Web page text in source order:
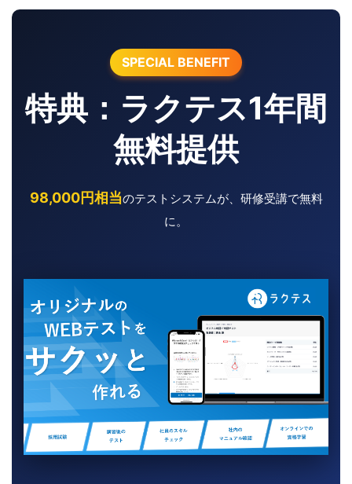
SPECIAL BENEFIT
特典：ラクテス1年間
無料提供
98,000円相当のテストシステムが、研修受講で無料
に。